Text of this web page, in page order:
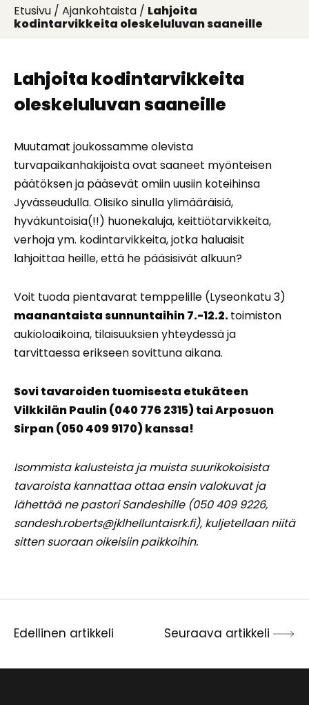
Etusivu / Ajankohtaista / Lahjoita
kodintarvikkeita oleskeluluvan saaneille
Lahjoita kodintarvikkeita
oleskeluluvan saaneille
Muutamat joukossamme olevista
turvapaikanhakijoista ovat saaneet myönteisen
päätöksen ja pääsevät omiin uusiin koteihinsa
Jyvässeudulla. Olisiko sinulla ylimääräisiä,
hyväkuntoisia(!!) huonekaluja, keittiötarvikkeita,
verhoja ym. kodintarvikkeita, jotka haluaisit
lahjoittaa heille, että he pääsisivät alkuun?
Voit tuoda pientavarat temppelille (Lyseonkatu 3)
maanantaista sunnuntaihin 7.-12.2.toimiston
aukioloaikoina, tilaisuuksien yhteydessä ja
tarvittaessa erikseen sovittuna aikana.
Sovi tavaroiden tuomisesta etukäteen
Vilkkilän Paulin (040 776 2315) tai Arposuon
Sirpan (050 409 9170) kanssa!
Isommista kalusteista ja muista suurikokoisista
tavaroista kannattaa ottaa ensin valokuvat ja
lähettää ne pastori Sandeshille (050 409 9226,
sandesh.roberts@jklhelluntaisrk.fi), kuljetellaan niitä
sitten suoraan oikeisiin paikkoihin.
Artikkelien
selaus
Edellinen artikkeli Seuraava artikkeli